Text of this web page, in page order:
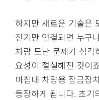
하지만 새로운 기술은
전기만 연결되면 누구
차량 도난 문제가 심
요성이 절실해진 것이
마침내 차량용 잠금장
등장하게 됩니다. 초